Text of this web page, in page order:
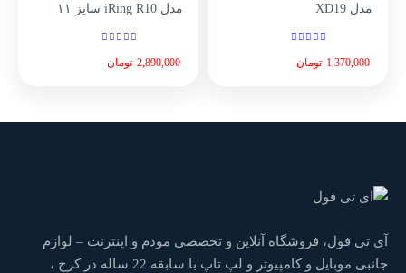
مدل XD19
تومان
مدل iRing R10 سایز ۱۱
تومان
آی تی فول، فروشگاه آنلاین و تخصصی مودم و اینترنت – لوازم
جانبی موبایل و کامپیوتر و لپ تاپ با سابقه 22 ساله در کرج ،